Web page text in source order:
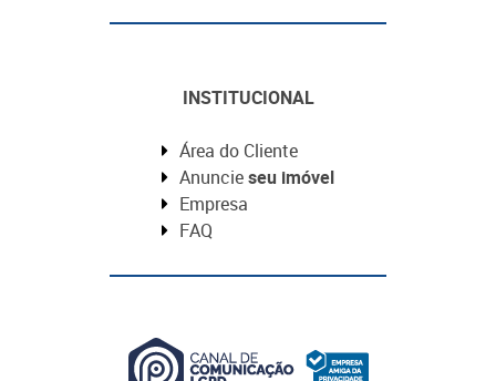
INSTITUCIONAL
Área do Cliente
Anuncieseu imóvel
Empresa
FAQ